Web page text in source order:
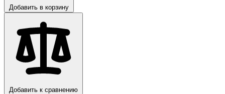
Добавить в корзину
Добавить к сравнению